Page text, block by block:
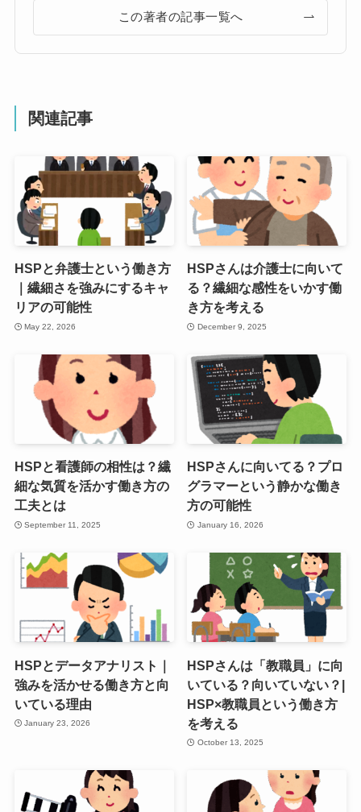
この著者の記事一覧へ
関連記事
HSPと弁護士という働き方
｜繊細さを強みにするキャ
リアの可能性
May 22, 2026
HSPさんは介護士に向いて
る？繊細な感性をいかす働
き方を考える
December 9, 2025
HSPと看護師の相性は？繊
細な気質を活かす働き方の
工夫とは
September 11, 2025
HSPさんに向いてる？プロ
グラマーという静かな働き
方の可能性
January 16, 2026
HSPとデータアナリスト｜
強みを活かせる働き方と向
いている理由
January 23, 2026
HSPさんは「教職員」に向
いている？向いていない？|
HSP×教職員という働き方
を考える
October 13, 2025